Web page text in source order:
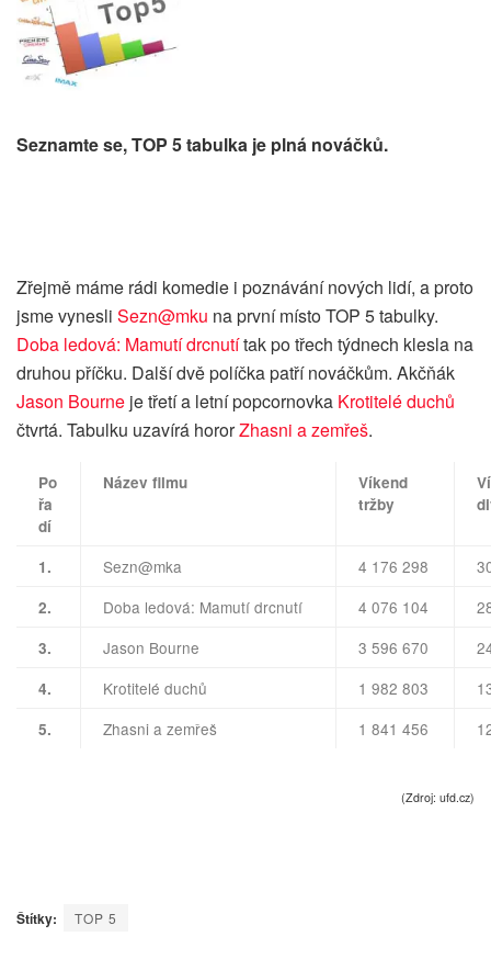
Seznamte se, TOP 5 tabulka je plná nováčků.
Zřejmě máme rádi komedie i poznávání nových lidí, a proto
jsme vynesli Sezn@mku na první místo TOP 5 tabulky.
Doba ledová: Mamutí drcnutítak po třech týdnech klesla na
druhou příčku. Další dvě políčka patří nováčkům. Akčňák
Jason Bourne je třetí a letní popcornovka Krotitelé duchů
čtvrtá. Tabulku uzavírá hororZhasni a zemřeš.
Po
řa
dí
Název filmu
Víkend
tržby
1. Sezn@mka 4 176 298
2. Doba ledová: Mamutí drcnutí 4 076 104
3. Jason Bourne 3 596 670
4. Krotitelé duchů 1 982 803
5. Zhasni a zemřeš 1 841 456
(Zdroj: ufd.cz)
Štítky: TOP 5